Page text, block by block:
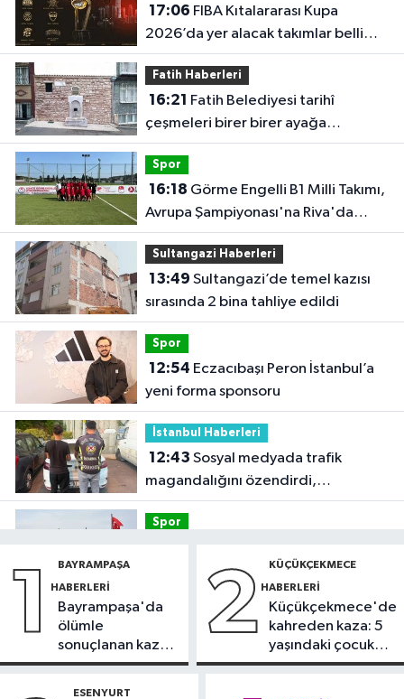
17:06
2026’da yer alacak takımlar belli
oldu
Fatih Haberleri
16:21
çeşmeleri birer birer ayağa
kaldırıyor
Spor
16:18
Avrupa Şampiyonası'na Riva'da
hazırlanıyor
Sultangazi Haberleri
13:49
sırasında 2 bina tahliye edildi
Spor
12:54
yeni forma sponsoru
İstanbul Haberleri
12:43
magandalığını özendirdi,
ehliyetinden oldu: 72 bin lira ceza
Spor
VAR'ları açıklandı
Sağlık
teknolojiyle uzuv kayıpları önleniyor'
1 BAYRAMPAŞA
HABERLERI
Bayrampaşa'da
ölümle
sonuçlanan kaza:
Sürücü
2 KÜÇÜKÇEKMECE
HABERLERI
Küçükçekmece'de
kahreden kaza: 5
yaşındaki çocuk
yoğun bakımda
ESENYURT